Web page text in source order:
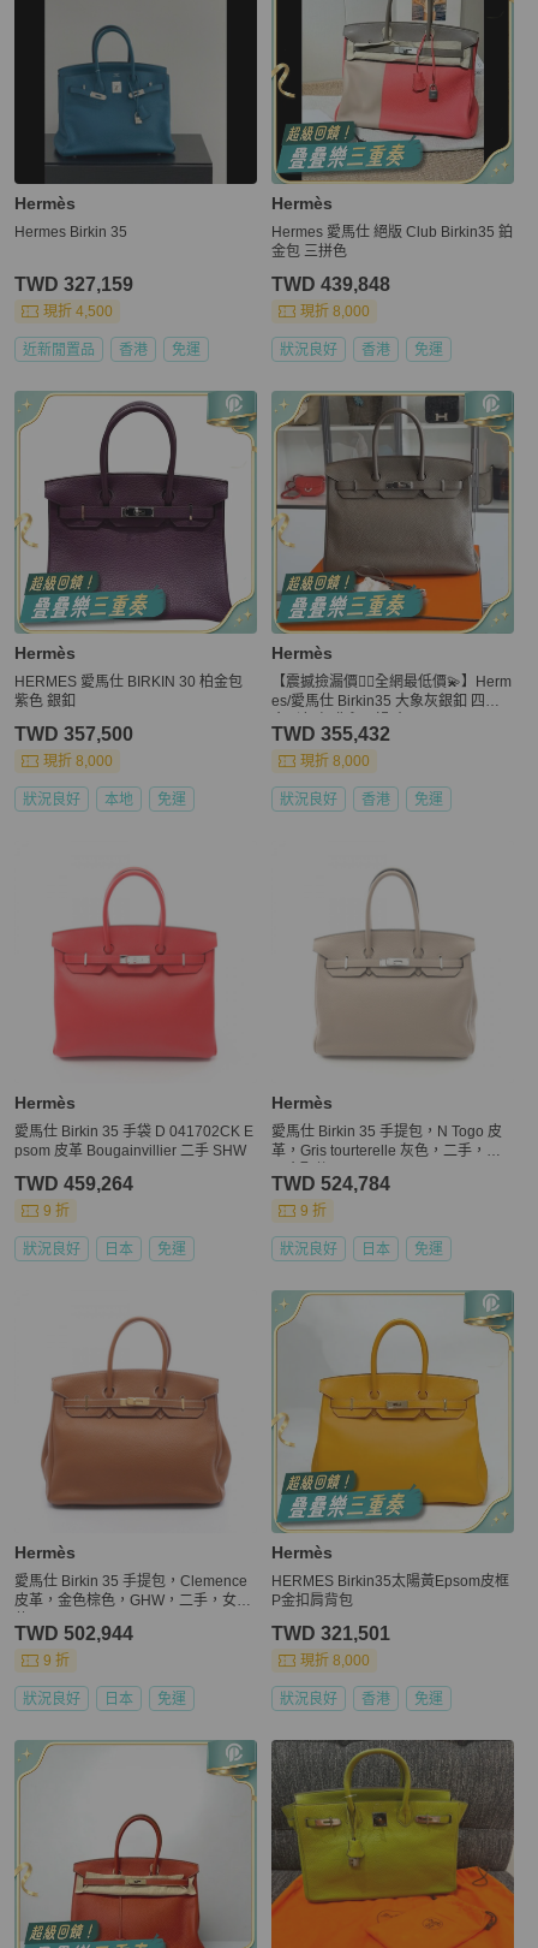
Hermès
Hermes Birkin 35
TWD 327,159
現折 4,500
近新閒置品 香港 免運
Hermès
Hermes 愛馬仕 絕版 Club Birkin35 鉑
金包 三拼色
TWD 439,848
現折 8,000
狀況良好 香港 免運
Hermès
HERMES 愛馬仕 BIRKIN 30 柏金包
紫色 銀釦
TWD 357,500
現折 8,000
狀況良好 本地 免運
Hermès
【震撼撿漏價👍🏻全網最低價💫】Herm
es/愛馬仕 Birkin35 大象灰銀釦 四大
TWD 355,432
現折 8,000
狀況良好 香港 免運
Hermès
愛馬仕 Birkin 35 手袋 D 041702CK E
psom 皮革 Bougainvillier 二手 SHW
TWD 459,264
9 折
狀況良好 日本 免運
Hermès
愛馬仕 Birkin 35 手提包，N Togo 皮
革，Gris tourterelle 灰色，二手，帶
TWD 524,784
9 折
狀況良好 日本 免運
Hermès
愛馬仕 Birkin 35 手提包，Clemence
皮革，金色棕色，GHW，二手，女士
TWD 502,944
9 折
狀況良好 日本 免運
Hermès
HERMES Birkin35太陽黃Epsom皮框
P金扣肩背包
TWD 321,501
現折 8,000
狀況良好 香港 免運